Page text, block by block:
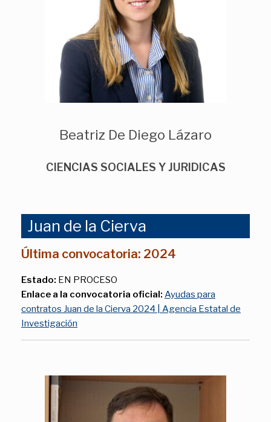
Beatriz De Diego Lázaro
CIENCIAS SOCIALES Y JURIDICAS
Juan de la Cierva
Última convocatoria: 2024
Estado: EN PROCESO
Enlace a la convocatoria oficial: Ayudas para
contratos Juan de la Cierva 2024 | Agencia Estatal de
Investigación